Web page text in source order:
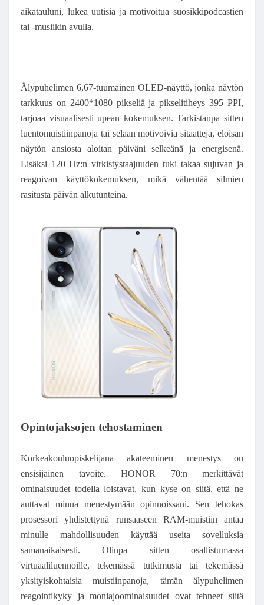
aikatauluni, lukea uutisia ja motivoitua suosikkipodcastien
tai -musiikin avulla.
Älypuhelimen 6,67-tuumainen OLED-näyttö, jonka näytön
tarkkuus on 2400*1080 pikseliä ja pikselitiheys 395 PPI,
tarjoaa visuaalisesti upean kokemuksen. Tarkistanpa sitten
luentomuistiinpanoja tai selaan motivoivia sitaatteja, eloisan
näytön ansiosta aloitan päiväni selkeänä ja energisenä.
Lisäksi 120 Hz:n virkistystaajuuden tuki takaa sujuvan ja
reagoivan käyttökokemuksen, mikä vähentää silmien
rasitusta päivän alkutunteina.
Opintojaksojen tehostaminen
Korkeakouluopiskelijana akateeminen menestys on
ensisijainen tavoite. HONOR 70:n merkittävät
ominaisuudet todella loistavat, kun kyse on siitä, että ne
auttavat minua menestymään opinnoissani. Sen tehokas
prosessori yhdistettynä runsaaseen RAM-muistiin antaa
minulle mahdollisuuden käyttää useita sovelluksia
samanaikaisesti. Olinpa sitten osallistumassa
virtuaaliluennoille, tekemässä tutkimusta tai tekemässä
yksityiskohtaisia muistiinpanoja, tämän älypuhelimen
reagointikyky ja moniajoominaisuudet ovat tehneet siitä